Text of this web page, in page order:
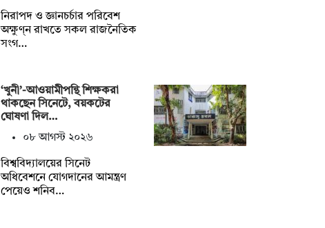
নিরাপদ ও জ্ঞানচর্চার পরিবেশ
অক্ষুণ্ন রাখতে সকল রাজনৈতিক
সংগ…
‘খুনী’-আওয়ামীপন্থি শিক্ষকরা
থাকছেন সিনেটে, বয়কটের
ঘোষণা দিল…
০৮ আগস্ট ২০২৬
বিশ্ববিদ্যালয়ের সিনেট
অধিবেশনে যোগদানের আমন্ত্রণ
পেয়েও শনিব…